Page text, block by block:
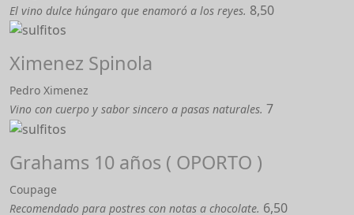
El vino dulce húngaro que enamoró a los reyes. 8,50
Ximenez Spinola
Pedro Ximenez
Vino con cuerpo y sabor sincero a pasas naturales. 7
Grahams 10 años ( OPORTO )
Coupage
Recomendado para postres con notas a chocolate. 6,50